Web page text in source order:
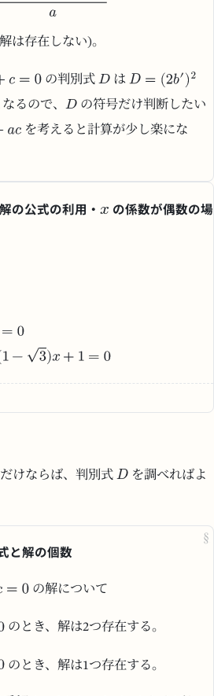
は存在しない)。
の判別式
は
なるので、
の符号だけ判断したい
を考えると計算が少し楽にな
の公式の利用・
の係数が偶数の場
けならば、判別式
を調べればよ
§
と解の個数
の解について
のとき、解は2つ存在する。
のとき、解は1つ存在する。